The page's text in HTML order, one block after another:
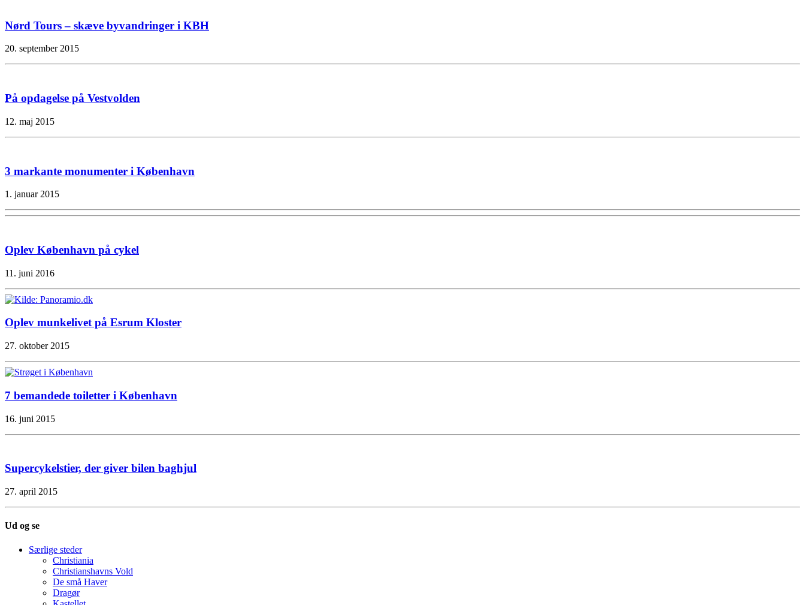
Nørd Tours – skæve byvandringer i KBH
20. september 2015
På opdagelse på Vestvolden
12. maj 2015
3 markante monumenter i København
1. januar 2015
Oplev København på cykel
11. juni 2016
Oplev munkelivet på Esrum Kloster
27. oktober 2015
7 bemandede toiletter i København
16. juni 2015
Supercykelstier, der giver bilen baghjul
27. april 2015
Ud og se
Særlige steder
Christiania
Christianshavns Vold
De små Haver
Dragør